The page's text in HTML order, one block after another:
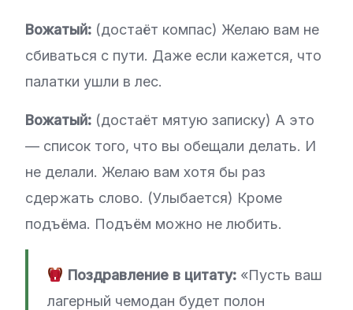
Вожатый: (достаёт компас) Желаю вам не
сбиваться с пути. Даже если кажется, что
палатки ушли в лес.
Вожатый: (достаёт мятую записку) А это
— список того, что вы обещали делать. И
не делали. Желаю вам хотя бы раз
сдержать слово. (Улыбается) Кроме
подъёма. Подъём можно не любить.
Поздравление в цитату:«Пусть ваш
лагерный чемодан будет полон